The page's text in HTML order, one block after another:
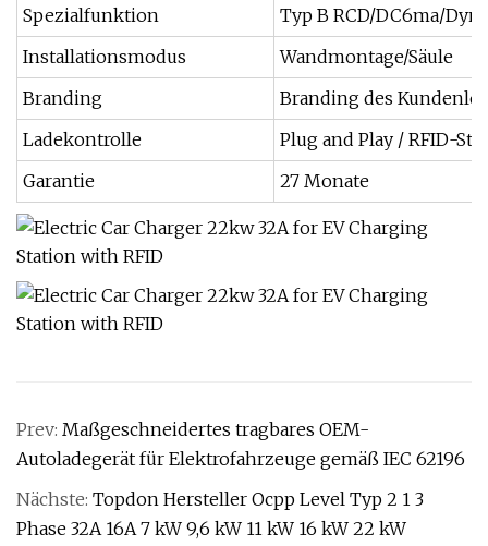
Spezialfunktion
Typ B RCD/DC6ma/
Installationsmodus
Wandmontage/Säule
Branding
Branding des
Ladekontrolle
Plug and Play / RFID-
Garantie
27 Monate
Prev: Maßgeschneidertes tragbares OEM-
Autoladegerät für Elektrofahrzeuge gemäß IEC 62196
Nächste: Topdon Hersteller Ocpp Level Typ 2 1 3
Phase 32A 16A 7 kW 9,6 kW 11 kW 16 kW 22 kW